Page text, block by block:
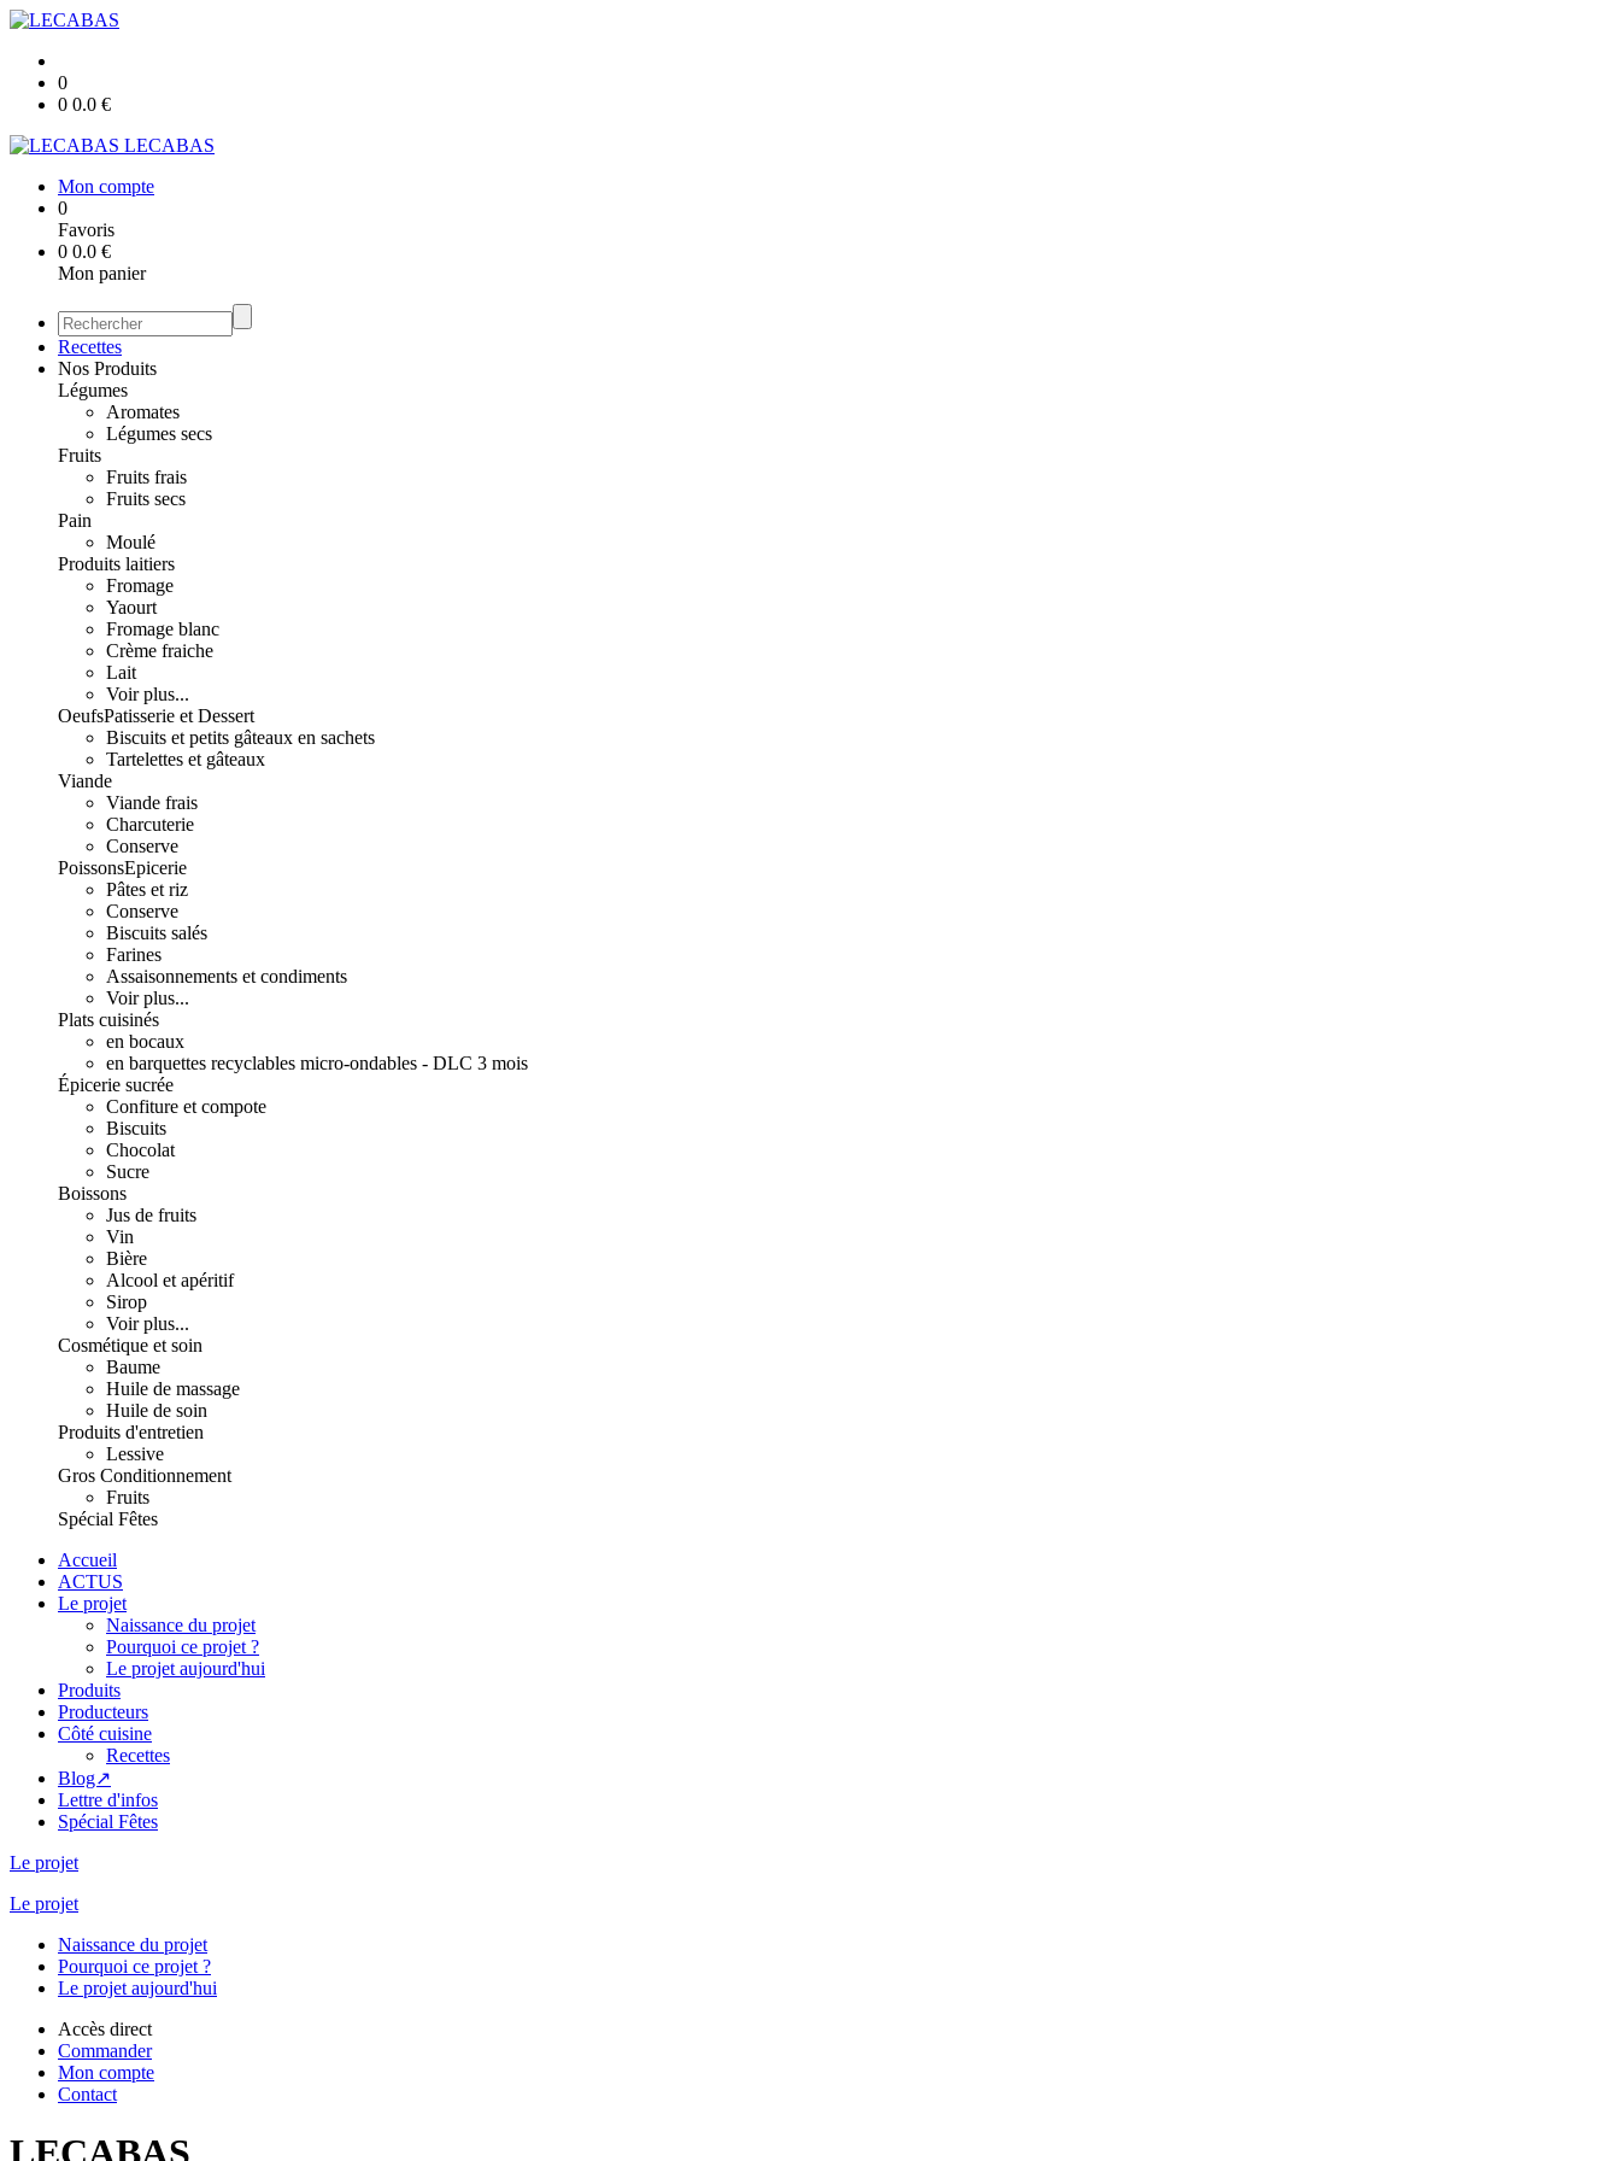
0
0 0.0 €
LECABAS
Mon compte
0
Favoris
0 0.0 €
Mon panier
Recettes
Nos Produits
Légumes
Aromates
Légumes secs
Fruits
Fruits frais
Fruits secs
Pain
Moulé
Produits laitiers
Fromage
Yaourt
Fromage blanc
Crème fraiche
Lait
Voir plus...
OeufsPatisserie et Dessert
Biscuits et petits gâteaux en sachets
Tartelettes et gâteaux
Viande
Viande frais
Charcuterie
Conserve
PoissonsEpicerie
Pâtes et riz
Conserve
Biscuits salés
Farines
Assaisonnements et condiments
Voir plus...
Plats cuisinés
en bocaux
en barquettes recyclables micro-ondables - DLC 3 mois
Épicerie sucrée
Confiture et compote
Biscuits
Chocolat
Sucre
Boissons
Jus de fruits
Vin
Bière
Alcool et apéritif
Sirop
Voir plus...
Cosmétique et soin
Baume
Huile de massage
Huile de soin
Produits d'entretien
Lessive
Gros Conditionnement
Fruits
Spécial Fêtes
Accueil
ACTUS
Le projet
Naissance du projet
Pourquoi ce projet ?
Le projet aujourd'hui
Produits
Producteurs
Côté cuisine
Recettes
Blog↗
Lettre d'infos
Spécial Fêtes
Le projet
Le projet
Naissance du projet
Pourquoi ce projet ?
Le projet aujourd'hui
Accès direct
Commander
Mon compte
Contact